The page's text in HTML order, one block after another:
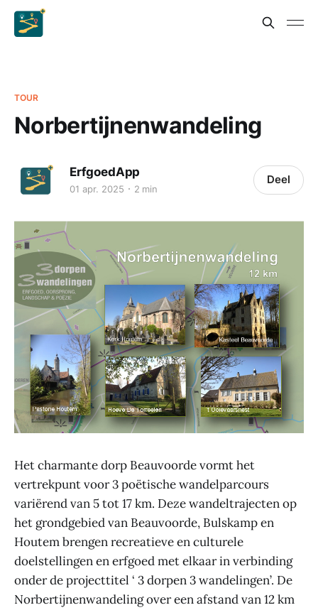
TOUR
Norbertijnenwandeling
ErfgoedApp
01 apr. 2025 2 min
Deel
Het charmante dorp Beauvoorde vormt het
vertrekpunt voor 3 poëtische wandelparcours
variërend van 5 tot 17 km. Deze wandeltrajecten op
het grondgebied van Beauvoorde, Bulskamp en
Houtem brengen recreatieve en culturele
doelstellingen en erfgoed met elkaar in verbinding
onder de projecttitel ‘ 3 dorpen 3 wandelingen’. De
Norbertijnenwandeling over een afstand van 12 km